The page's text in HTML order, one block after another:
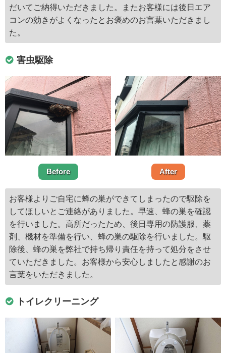
だいてご納得いただきました。またお客様には後日エア
コンの効きがよくなったとお褒めのお言葉いただきまし
た。
害虫駆除
Before After
お客様よりご自宅に蜂の巣ができてしまったので駆除を
してほしいとご連絡がありました。早速、蜂の巣を確認
を行いました。高所だったため、後日専用の防護服、薬
剤、機材を準備を行い、蜂の巣の駆除を行いました。駆
除後、蜂の巣を弊社で持ち帰り責任を持って処分をさせ
ていただきました。お客様から安心しましたと感謝のお
言葉をいただきました。
トイレクリーニング